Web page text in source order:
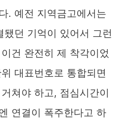
. 예전 지역금고에서는
던 기억이 있어서 그런
건 완전히 제 착각이었
대표번호로 통합되면
쳐야 하고, 점심시간이
연결이 폭주한다고 하